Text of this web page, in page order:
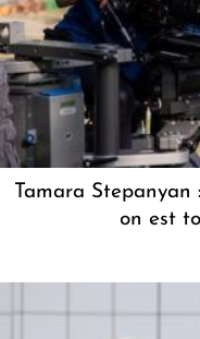
Tamara Stepanyan
on est